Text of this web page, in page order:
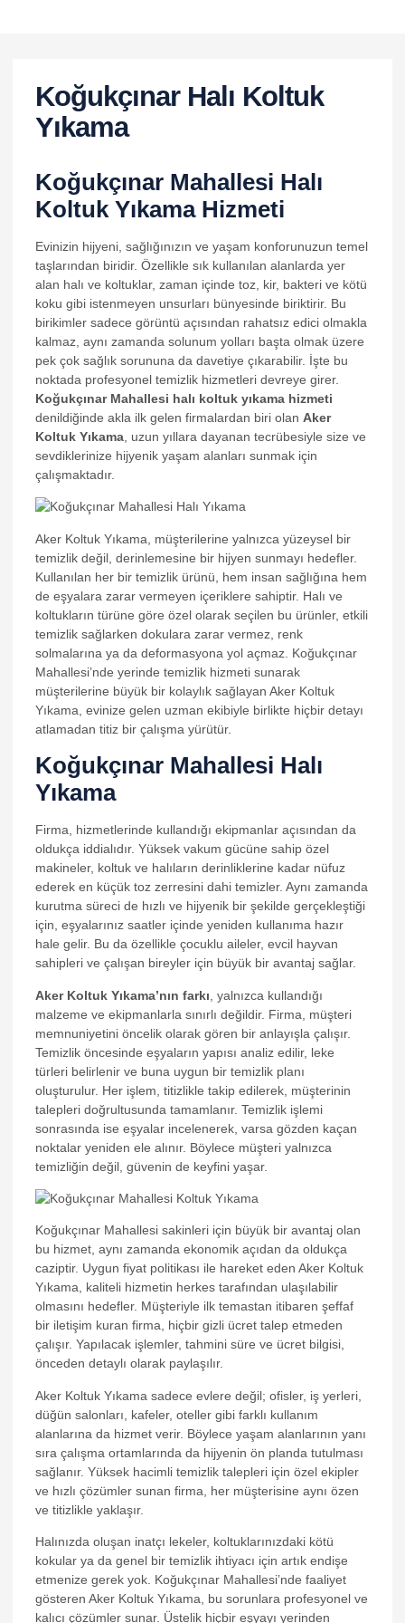
Koğukçınar Halı Koltuk
Yıkama
Koğukçınar Mahallesi Halı
Koltuk Yıkama Hizmeti
Evinizin hijyeni, sağlığınızın ve yaşam konforunuzun temel
taşlarından biridir. Özellikle sık kullanılan alanlarda yer
alan halı ve koltuklar, zaman içinde toz, kir, bakteri ve kötü
koku gibi istenmeyen unsurları bünyesinde biriktirir. Bu
birikimler sadece görüntü açısından rahatsız edici olmakla
kalmaz, aynı zamanda solunum yolları başta olmak üzere
pek çok sağlık sorununa da davetiye çıkarabilir. İşte bu
noktada profesyonel temizlik hizmetleri devreye girer.
Koğukçınar Mahallesi halı koltuk yıkama hizmeti
denildiğinde akla ilk gelen firmalardan biri olan Aker
Koltuk Yıkama , uzun yıllara dayanan tecrübesiyle size ve
sevdiklerinize hijyenik yaşam alanları sunmak için
çalışmaktadır.
Aker Koltuk Yıkama, müşterilerine yalnızca yüzeysel bir
temizlik değil, derinlemesine bir hijyen sunmayı hedefler.
Kullanılan her bir temizlik ürünü, hem insan sağlığına hem
de eşyalara zarar vermeyen içeriklere sahiptir. Halı ve
koltukların türüne göre özel olarak seçilen bu ürünler, etkili
temizlik sağlarken dokulara zarar vermez, renk
solmalarına ya da deformasyona yol açmaz. Koğukçınar
Mahallesi’nde yerinde temizlik hizmeti sunarak
müşterilerine büyük bir kolaylık sağlayan Aker Koltuk
Yıkama, evinize gelen uzman ekibiyle birlikte hiçbir detayı
atlamadan titiz bir çalışma yürütür.
Koğukçınar Mahallesi Halı
Yıkama
Firma, hizmetlerinde kullandığı ekipmanlar açısından da
oldukça iddialıdır. Yüksek vakum gücüne sahip özel
makineler, koltuk ve halıların derinliklerine kadar nüfuz
ederek en küçük toz zerresini dahi temizler. Aynı zamanda
kurutma süreci de hızlı ve hijyenik bir şekilde gerçekleştiği
için, eşyalarınız saatler içinde yeniden kullanıma hazır
hale gelir. Bu da özellikle çocuklu aileler, evcil hayvan
sahipleri ve çalışan bireyler için büyük bir avantaj sağlar.
Aker Koltuk Yıkama’nın farkı , yalnızca kullandığı
malzeme ve ekipmanlarla sınırlı değildir. Firma, müşteri
memnuniyetini öncelik olarak gören bir anlayışla çalışır.
Temizlik öncesinde eşyaların yapısı analiz edilir, leke
türleri belirlenir ve buna uygun bir temizlik planı
oluşturulur. Her işlem, titizlikle takip edilerek, müşterinin
talepleri doğrultusunda tamamlanır. Temizlik işlemi
sonrasında ise eşyalar incelenerek, varsa gözden kaçan
noktalar yeniden ele alınır. Böylece müşteri yalnızca
temizliğin değil, güvenin de keyfini yaşar.
Koğukçınar Mahallesi sakinleri için büyük bir avantaj olan
bu hizmet, aynı zamanda ekonomik açıdan da oldukça
caziptir. Uygun fiyat politikası ile hareket eden Aker Koltuk
Yıkama, kaliteli hizmetin herkes tarafından ulaşılabilir
olmasını hedefler. Müşteriyle ilk temastan itibaren şeffaf
bir iletişim kuran firma, hiçbir gizli ücret talep etmeden
çalışır. Yapılacak işlemler, tahmini süre ve ücret bilgisi,
önceden detaylı olarak paylaşılır.
Aker Koltuk Yıkama sadece evlere değil; ofisler, iş yerleri,
düğün salonları, kafeler, oteller gibi farklı kullanım
alanlarına da hizmet verir. Böylece yaşam alanlarının yanı
sıra çalışma ortamlarında da hijyenin ön planda tutulması
sağlanır. Yüksek hacimli temizlik talepleri için özel ekipler
ve hızlı çözümler sunan firma, her müşterisine aynı özen
ve titizlikle yaklaşır.
Halınızda oluşan inatçı lekeler, koltuklarınızdaki kötü
kokular ya da genel bir temizlik ihtiyacı için artık endişe
etmenize gerek yok. Koğukçınar Mahallesi’nde faaliyet
gösteren Aker Koltuk Yıkama, bu sorunlara profesyonel ve
kalıcı çözümler sunar. Üstelik hiçbir eşyayı yerinden